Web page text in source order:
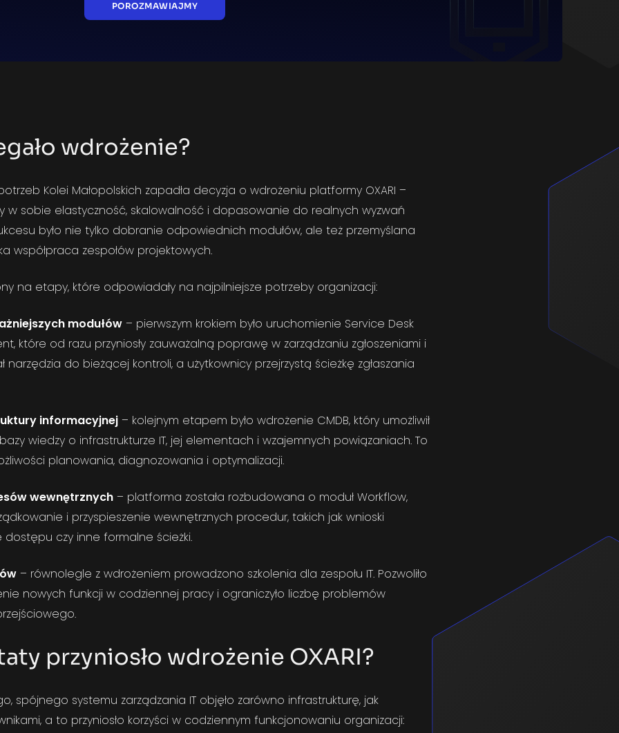
POROZMAWIAJMY
wdrożenie?
Kolei Małopolskich zapadła decyzja o wdrożeniu platformy OXARI –
w sobie elastyczność, skalowalność i dopasowanie do realnych wyzwań
było nie tylko dobranie odpowiednich modułów, ale też przemyślana
współpraca zespołów projektowych.
na etapy, które odpowiadały na najpilniejsze potrzeby organizacji:
modułów – pierwszym krokiem było uruchomienie Service Desk
, które od razu przyniosły zauważalną poprawę w zarządzaniu zgłoszeniami i
narzędzia do bieżącej kontroli, a użytkownicy przejrzystą ścieżkę zgłaszania
informacyjnej – kolejnym etapem było wdrożenie CMDB, który umożliwił
wiedzy o infrastrukturze IT, jej elementach i wzajemnych powiązaniach. To
planowania, diagnozowania i optymalizacji.
wewnętrznych – platforma została rozbudowana o moduł Workflow,
i przyspieszenie wewnętrznych procedur, takich jak wnioski
czy inne formalne ścieżki.
– równolegle z wdrożeniem prowadzono szkolenia dla zespołu IT. Pozwoliło
nowych funkcji w codziennej pracy i ograniczyło liczbę problemów
przyniosło wdrożenie OXARI?
spójnego systemu zarządzania IT objęło zarówno infrastrukturę, jak
a to przyniosło korzyści w codziennym funkcjonowaniu organizacji: